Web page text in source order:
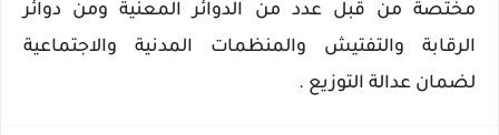
مختصة من قبل عدد من الدوائر المعنية ومن دوائر
الرقابة والتفتيش والمنظمات المدنية والاجتماعية
لضمان عدالة التوزيع .